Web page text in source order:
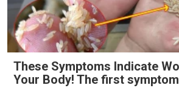
These Symptoms Indicate
Your Body! The first